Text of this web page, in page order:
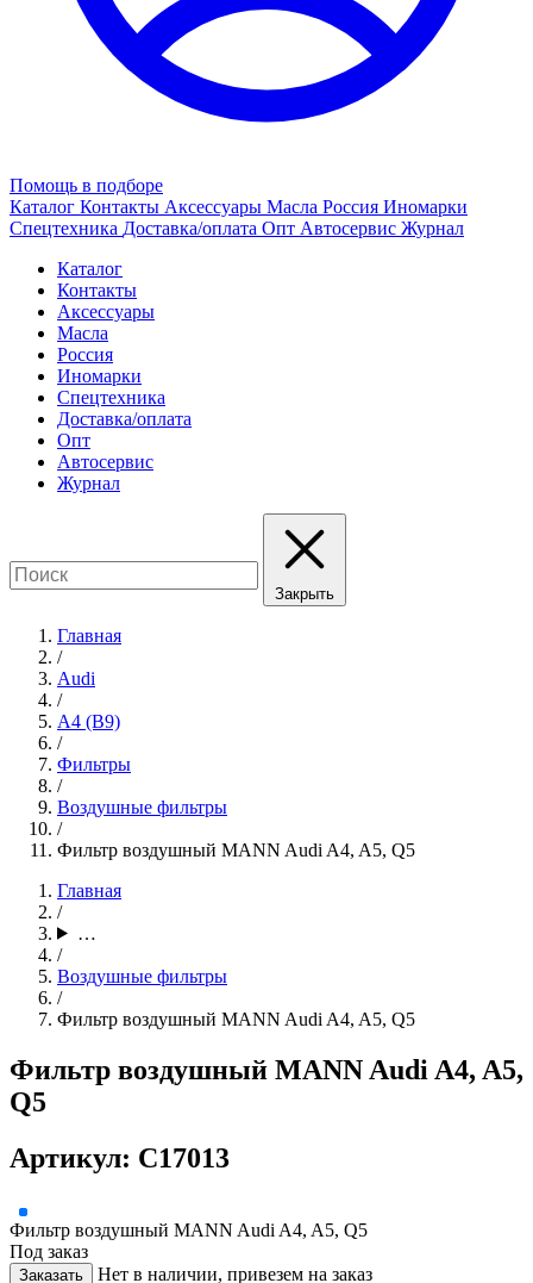
Помощь в подборе
Каталог Контакты Аксессуары Масла Россия Иномарки
Спецтехника Доставка/оплата Опт Автосервис Журнал
Каталог
Контакты
Аксессуары
Масла
Россия
Иномарки
Спецтехника
Доставка/оплата
Опт
Автосервис
Журнал
Закрыть
Главная
/
Audi
/
A4 (B9)
/
Фильтры
/
Воздушные фильтры
/
Фильтр воздушный MANN Audi A4, A5, Q5
Главная
/
…
/
Воздушные фильтры
/
Фильтр воздушный MANN Audi A4, A5, Q5
Фильтр воздушный MANN Audi A4, A5,
Q5
Артикул: C17013
Фильтр воздушный MANN Audi A4, A5, Q5
Под заказ
Заказать Нет в наличии, привезем на заказ